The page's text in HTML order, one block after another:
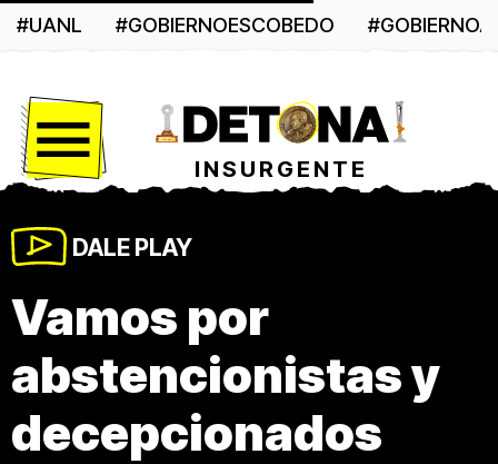
#UANL #GOBIERNOESCOBEDO
INSURGENTE
DALE PLAY
Vamos por
abstencionistas y
decepcionados